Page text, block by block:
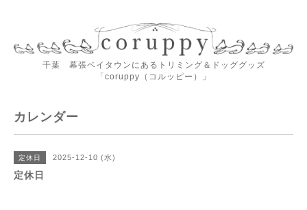
千葉 幕張ベイタウンにあるトリミング＆ドッググッズ
「coruppy（コルッピー）」
カレンダー
定休日 2025-12-10 (水)
定休日